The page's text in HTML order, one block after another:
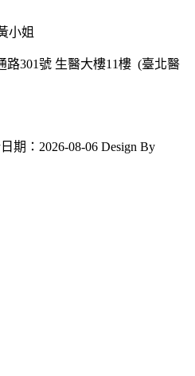
小姐
路301號 生醫大樓11樓 (臺北醫
期：2026-08-06 Design By